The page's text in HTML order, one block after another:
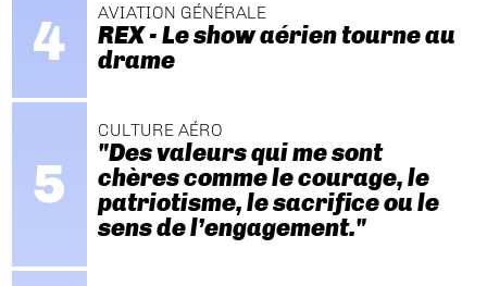
AVIATION GÉNÉRALE
REX - Le show aérien tourne au
drame
CULTURE AÉRO
"Des valeurs qui me sont
chères comme le courage, le
patriotisme, le sacrifice ou le
sens de l’engagement."